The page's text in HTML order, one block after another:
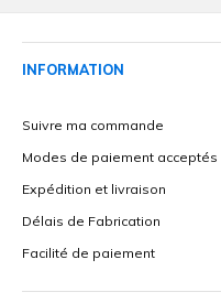
INFORMATION
Suivre ma commande
Modes de paiement acceptés
Expédition et livraison
Délais de Fabrication
Facilité de paiement